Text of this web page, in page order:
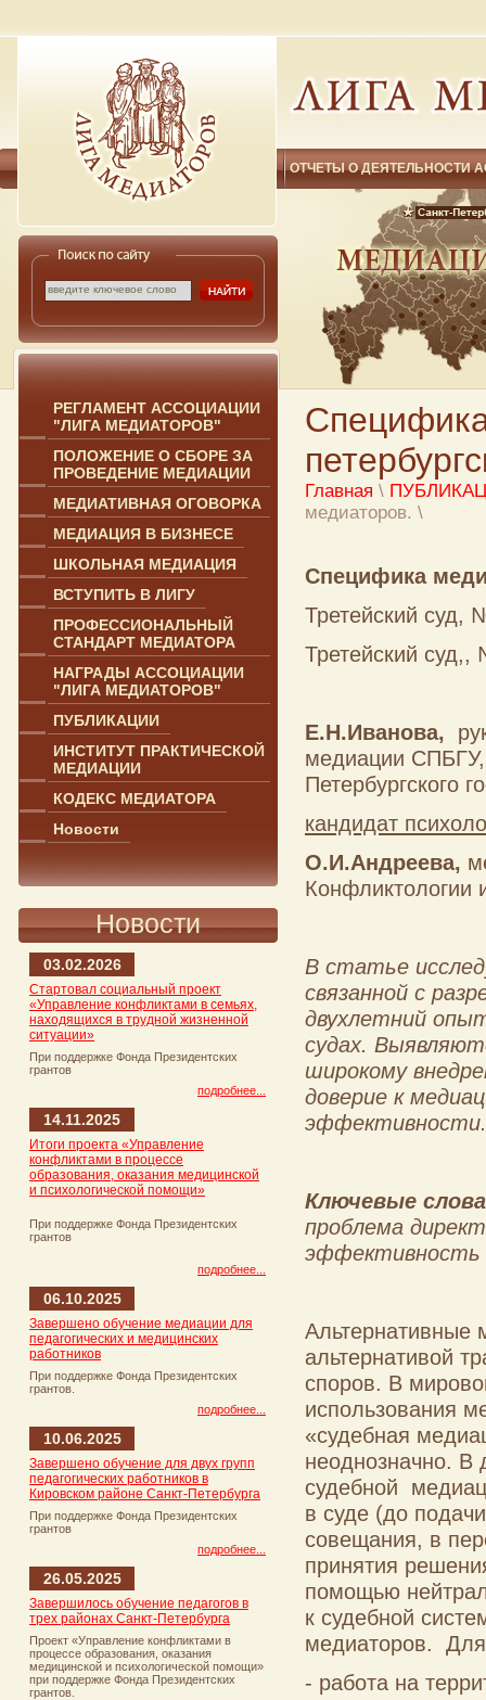
ОТЧЕТЫ О ДЕЯТЕЛЬНОСТИ
РЕГЛАМЕНТ АССОЦИАЦИИ
"ЛИГА МЕДИАТОРОВ"
ПОЛОЖЕНИЕ О СБОРЕ ЗА
ПРОВЕДЕНИЕ МЕДИАЦИИ
МЕДИАТИВНАЯ ОГОВОРКА
МЕДИАЦИЯ В БИЗНЕСЕ
ШКОЛЬНАЯ МЕДИАЦИЯ
ВСТУПИТЬ В ЛИГУ
ПРОФЕССИОНАЛЬНЫЙ
СТАНДАРТ МЕДИАТОРА
НАГРАДЫ АССОЦИАЦИИ
"ЛИГА МЕДИАТОРОВ"
ПУБЛИКАЦИИ
ИНСТИТУТ ПРАКТИЧЕСКОЙ
МЕДИАЦИИ
КОДЕКС МЕДИАТОРА
Новости
Новости
03.02.2026
Стартовал социальный проект
«Управление конфликтами в семьях,
находящихся в трудной жизненной
ситуации»
При поддержке Фонда Президентских
грантов
подробнее...
14.11.2025
Итоги проекта «Управление
конфликтами в процессе
образования, оказания медицинской
и психологической помощи»
При поддержке Фонда Президентских
грантов
подробнее...
06.10.2025
Завершено обучение медиации для
педагогических и медицинских
работников
При поддержке Фонда Президентских
грантов.
подробнее...
10.06.2025
Завершено обучение для двух групп
педагогических работников в
Кировском районе Санкт-Петербурга
При поддержке Фонда Президентских
грантов
подробнее...
26.05.2025
Завершилось обучение педагогов в
трех районах Санкт-Петербурга
Проект «Управление конфликтами в
процессе образования, оказания
медицинской и психологической помощи»
при поддержке Фонда Президентских
грантов.
Главная \
медиаторов. \
Специфика
Третейский суд,
Третейский
Е.Н.Иванова,
медиации
Петербургского
кандидат
О.И.Андреева,
В статье
связанной с
двухлетний
судах.
широкому
доверие к
эффективности.
Ключевые
проблема
эффективность
Альтернативные
альтернативой
споров. В
использования
«судебная
неоднозначно. В
судебной
в суде (до
совещания, в
принятия
помощью
к судебной
медиаторов.
- работа на